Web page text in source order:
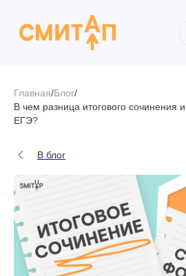
Главная/Блог/
В чем разница итогового сочинения
ЕГЭ?
В блог